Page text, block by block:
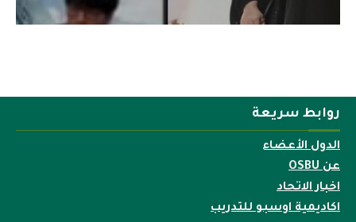
روابط سريعة
الدول الأعضاء
عن OSBU
اخبار الاتحاد
اكاديمية اوسبو للتدريب